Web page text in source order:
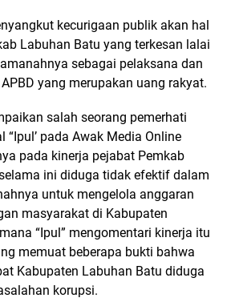
kecurigaan publik akan hal
Labuhan Batu yang terkesan lalai
sebagai pelaksana dan
yang merupakan uang rakyat.
salah seorang pemerhati
pada Awak Media Online
pada kinerja pejabat Pemkab
ini diduga tidak efektif dalam
untuk mengelola anggaran
masyarakat di Kabupaten
“Ipul” mengomentari kinerja itu
memuat beberapa bukti bahwa
Kabupaten Labuhan Batu diduga
korupsi.